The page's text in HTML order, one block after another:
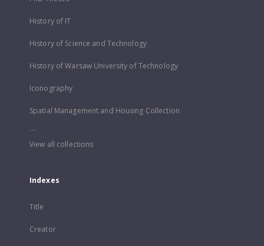
History of IT
History of Science and Technology
History of Warsaw University of Technology
Iconography
Spatial Management and Housing Collection
...
View all collections
Indexes
Title
Creator